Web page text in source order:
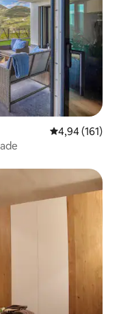
4,94 de uma
4,94 (161)